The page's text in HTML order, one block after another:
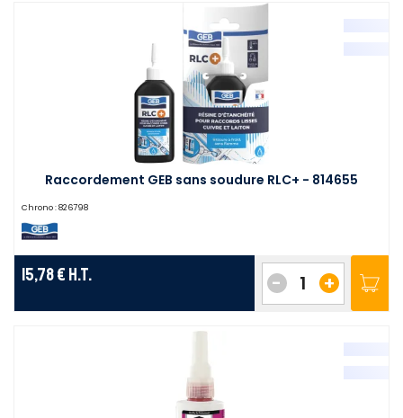
Raccordement GEB sans soudure RLC+ - 814655
Chrono : 826798
15,78 € H.T. +
-